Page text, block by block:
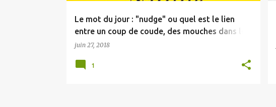
Le mot du jour : "nudge" ou quel est le lien
entre un coup de coude, des mouches dans les
toilettes et un escalier musical?
juin 27, 2018
1